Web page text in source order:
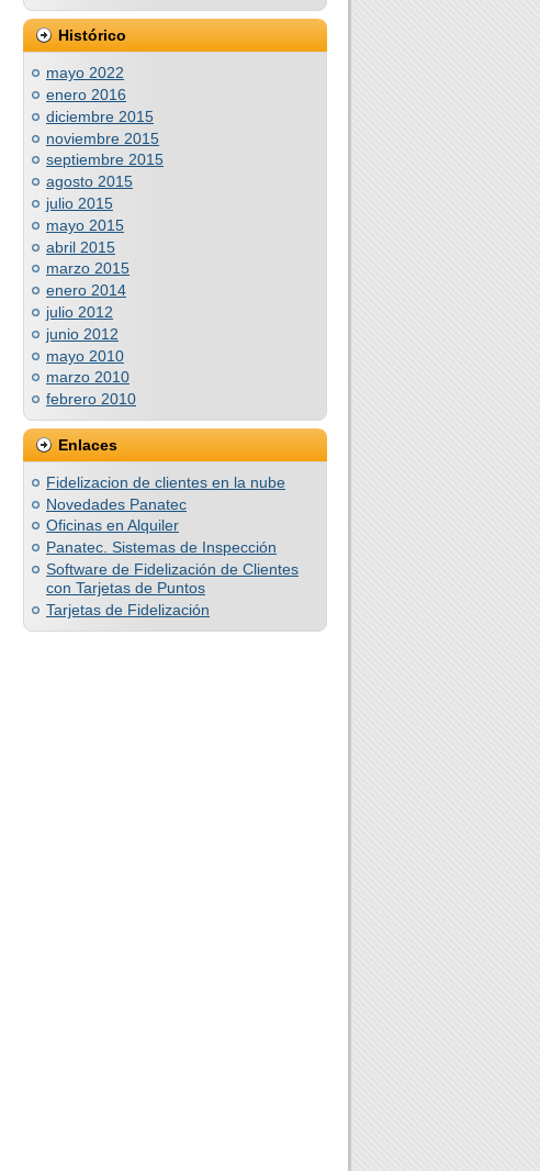
Histórico
mayo 2022
enero 2016
diciembre 2015
noviembre 2015
septiembre 2015
agosto 2015
julio 2015
mayo 2015
abril 2015
marzo 2015
enero 2014
julio 2012
junio 2012
mayo 2010
marzo 2010
febrero 2010
Enlaces
Fidelizacion de clientes en la nube
Novedades Panatec
Oficinas en Alquiler
Panatec. Sistemas de Inspección
Software de Fidelización de Clientes
con Tarjetas de Puntos
Tarjetas de Fidelización